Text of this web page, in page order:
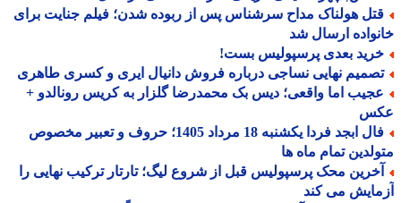
هولناک مداح سرشناس پس از ربوده شدن؛ فیلم جنایت برای
ارسال شد
بعدی پرسپولیس بست!
نهایی نساجی درباره فروش دانیال ایری و کسری طاهری
اما واقعی؛ دیس بک محمدرضا گلزار به کریس رونالدو +
فال ابجد فردا یکشنبه 18 مرداد 1405؛ حروف و تعبیر مخصوص
تمام ماه ها
محک پرسپولیس قبل از شروع لیگ؛ تارتار ترکیب نهایی را
می کند